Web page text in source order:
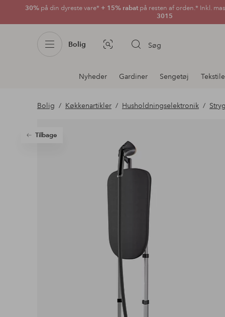
30% på din dyreste vare* + 15% rabatpå resten af orden.* Inkl.
3015
Bolig Billedsøgning Søg
Afdelningsnavigation
Nyheder Gardiner Sengetøj
Bolig Køkkenartikler Husholdningselektronik
Tilbage